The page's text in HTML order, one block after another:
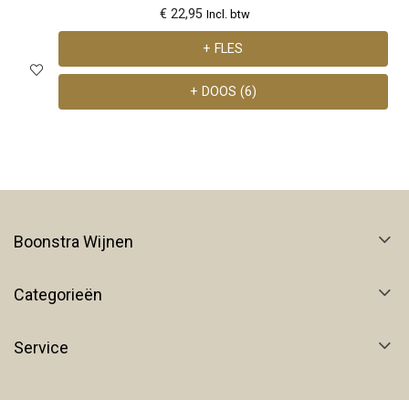
€ 22,95 Incl. btw
+ FLES
+ DOOS (6)
Boonstra Wijnen
Categorieën
Service